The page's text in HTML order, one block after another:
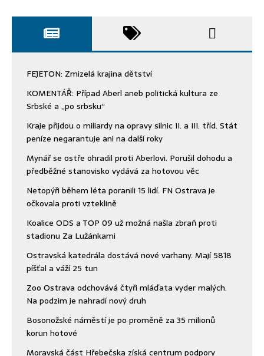
FEJETON: Zmizelá krajina dětství
KOMENTÁŘ: Případ Aberl aneb politická kultura ze
Srbské a „po srbsku“
Kraje přijdou o miliardy na opravy silnic II. a III. tříd. Stát
peníze negarantuje ani na další roky
Mynář se ostře ohradil proti Aberlovi. Porušil dohodu a
předběžné stanovisko vydává za hotovou věc
Netopýři během léta poranili 15 lidí. FN Ostrava je
očkovala proti vzteklině
Koalice ODS a TOP 09 už možná našla zbraň proti
stadionu Za Lužánkami
Ostravská katedrála dostává nové varhany. Mají 5818
píšťal a váží 25 tun
Zoo Ostrava odchovává čtyři mláďata vyder malých.
Na podzim je nahradí nový druh
Bosonožské náměstí je po proměně za 35 milionů
korun hotové
Moravská část Hřebečska získá centrum podpory